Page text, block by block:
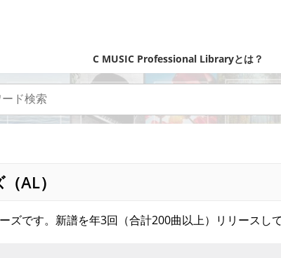
C MUSIC Professional Libraryとは？
AL）
ズです。新譜を年3回（合計200曲以上）リリースし